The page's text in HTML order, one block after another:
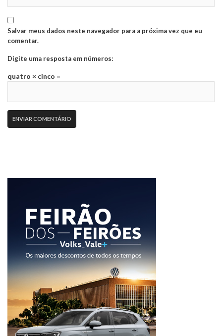
Salvar meus dados neste navegador para a próxima vez que eu
comentar.
Digite uma resposta em números:
quatro × cinco =